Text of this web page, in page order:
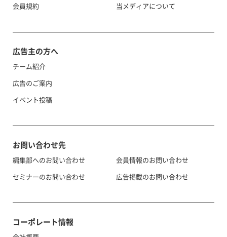
会員規約
当メディアについて
広告主の方へ
チーム紹介
広告のご案内
イベント投稿
お問い合わせ先
編集部へのお問い合わせ
セミナーのお問い合わせ
会員情報のお問い合わせ
広告掲載のお問い合わせ
コーポレート情報